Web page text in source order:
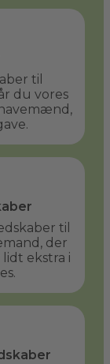
til
du vores
til
der
ekstra i